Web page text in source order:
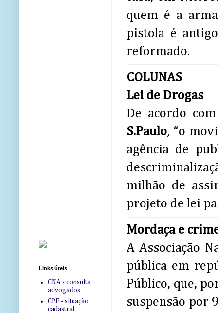
quem é a
pistola é
reformado.
COLUNAS
Lei de Drogas
De acordo
S.Paulo, “o
agência de
milhão de
projeto de lei
Mordaça e
A Associação
pública em
Público, que,
suspensão por
Links úteis
CNA - consulta
advogados
CPF - situação
cadastral